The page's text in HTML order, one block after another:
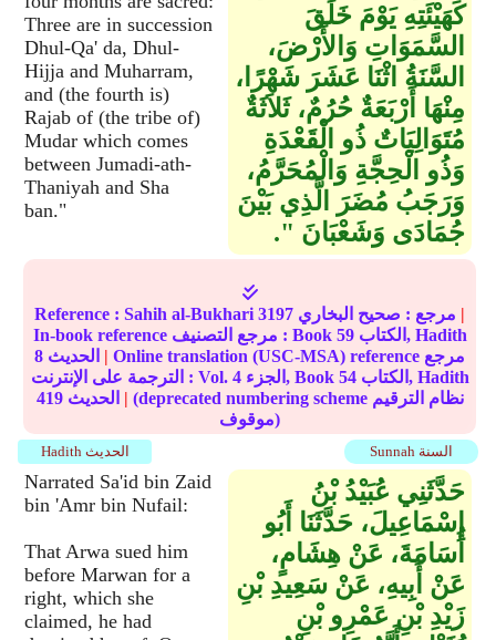
Three are in succession
Dhul-Qa' da, Dhul-
Hijja and Muharram,
and (the fourth is)
Rajab of (the tribe of)
Mudar which comes
between Jumadi-ath-
Thaniyah and Sha
ban."
كَهَيْئَتِهِ يَوْمَ خَلَقَ
السَّمَوَاتِ وَالأَرْضَ،
السَّنَةُ اثْنَا عَشَرَ شَهْرًا،
مِنْهَا أَرْبَعَةٌ حُرُمٌ، ثَلاَثَةٌ
مُتَوَالِيَاتٌ ذُو الْقَعْدَةِ
وَذُو الْحِجَّةِ وَالْمُحَرَّمُ،
وَرَجَبُ مُضَرَ الَّذِي بَيْنَ
جُمَادَى وَشَعْبَانَ ‏"‏‏.‏
Reference :Sahih al-Bukhari 3197 مرجع : صحيح البخاري
|
In-book reference مرجع التصنيف : Book 59
الكتاب, Hadith
8
| Online translation (USC-MSA) reference مرجع
الترجمة على الإنترنت : Vol. 4 الجزء, Book 54
الكتاب, Hadith
419
| (deprecated numbering scheme نظام الترقيم
موقوف)
Sunnah السنة Hadith الحديث
Narrated Sa'id bin Zaid
bin 'Amr bin Nufail:
That Arwa sued him
before Marwan for a
right, which she
claimed, he had
حَدَّثَنِي عُبَيْدُ بْنُ
إِسْمَاعِيلَ، حَدَّثَنَا أَبُو
أُسَامَةَ، عَنْ هِشَامٍ،
عَنْ أَبِيهِ، عَنْ سَعِيدِ بْنِ
زَيْدِ بْنِ عَمْرِو بْنِ